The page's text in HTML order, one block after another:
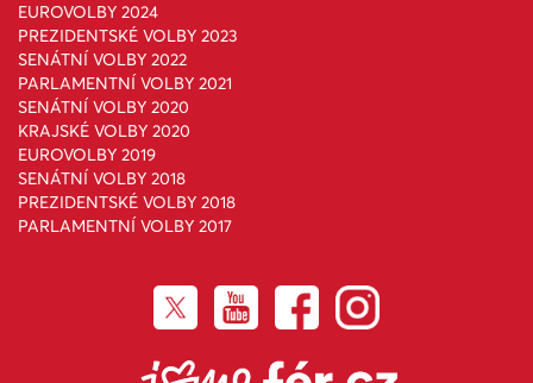
EUROVOLBY 2024
PREZIDENTSKÉ VOLBY 2023
SENÁTNÍ VOLBY 2022
PARLAMENTNÍ VOLBY 2021
SENÁTNÍ VOLBY 2020
KRAJSKÉ VOLBY 2020
EUROVOLBY 2019
SENÁTNÍ VOLBY 2018
PREZIDENTSKÉ VOLBY 2018
PARLAMENTNÍ VOLBY 2017